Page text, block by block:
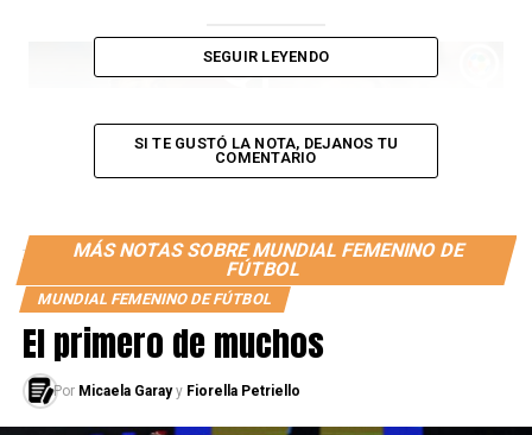
SEGUIR LEYENDO
SI TE GUSTÓ LA NOTA, DEJANOS TU
COMENTARIO
MÁS NOTAS SOBRE MUNDIAL FEMENINO DE
FÚTBOL
MUNDIAL FEMENINO DE FÚTBOL
El primero de muchos
Por Micaela Garayy Fiorella Petriello